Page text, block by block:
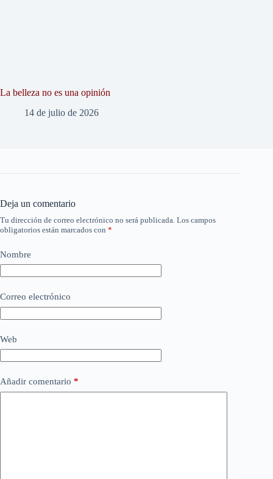
La belleza no es una opinión
14 de julio de 2026
Deja un comentario
Tu dirección de correo electrónico no será publicada. Los campos
obligatorios están marcados con *
Nombre
Correo electrónico
Web
Añadir comentario *